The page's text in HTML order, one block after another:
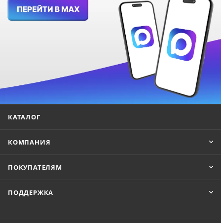
КАТАЛОГ
КОМПАНИЯ
ПОКУПАТЕЛЯМ
ПОДДЕРЖКА